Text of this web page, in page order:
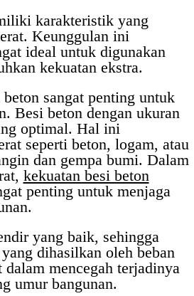
karakteristik yang
Keunggulan ini
ideal untuk digunakan
kekuatan ekstra.
sangat penting untuk
Besi beton dengan ukuran
optimal. Hal ini
seperti beton, logam, atau
dan gempa bumi. Dalam
kekuatan besi beton
penting untuk menjaga
yang baik, sehingga
dihasilkan oleh beban
mencegah terjadinya
umur bangunan.